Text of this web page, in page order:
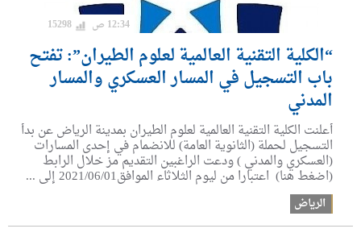
12:34 ص 15298
“الكلية التقنية العالمية لعلوم الطيران”: تفتح
باب التسجيل في المسار العسكري والمسار
المدني
أعلنت الكلية التقنية العالمية لعلوم الطيران بمدينة الرياض عن بدأ
التسجيل لحملة (الثانوية العامة) للانضمام في إحدى المسارات
(العسكري والمدني ) ودعت الراغبين التقديم مز خلال الرابط
(اضغط هنا) اعتبارا من ليوم الثلاثاء الموافق2021/06/01 إلى ...
الرياض